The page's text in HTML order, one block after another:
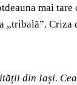
mai
din Iași.